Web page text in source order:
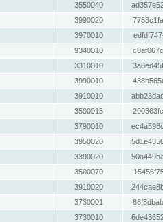
3550040
3990020
3970010
9340010
3310010
3990010
3910010
3500015
3790010
3950020
3390020
3500070
3910020
3730001
3730010